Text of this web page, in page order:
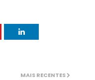
MAIS RECENTES